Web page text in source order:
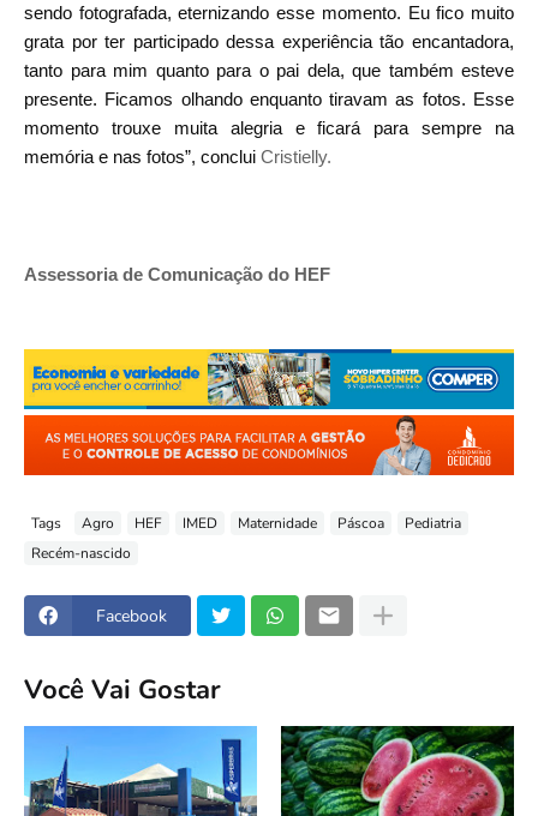
sendo fotografada, eternizando esse momento. Eu fico muito
grata por ter participado dessa experiência tão encantadora,
tanto para mim quanto para o pai dela, que também esteve
presente. Ficamos olhando enquanto tiravam as fotos. Esse
momento trouxe muita alegria e ficará para sempre na
memória e nas fotos”, conclui Cristielly.
Assessoria de Comunicação do HEF
Tags Agro HEF IMED Maternidade Páscoa
Pediatria
Recém-nascido
Facebook
Você Vai Gostar